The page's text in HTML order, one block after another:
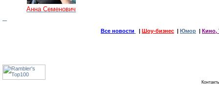
Анна Семенович
Все новости Шоу-бизнес Юмор Кино,